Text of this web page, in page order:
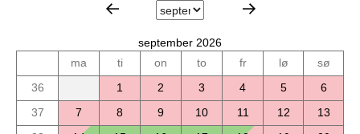
september 2026
ma
ti on to fr lø
sø
36
1 2 3 4 5
6
37
7 8 9 10 11 12
13